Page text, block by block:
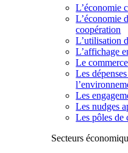
L’économie
L’économie
coopération
L’utilisation
L’affichage
Le
Les
Les
Les nudges
Les pôles de
Secteurs